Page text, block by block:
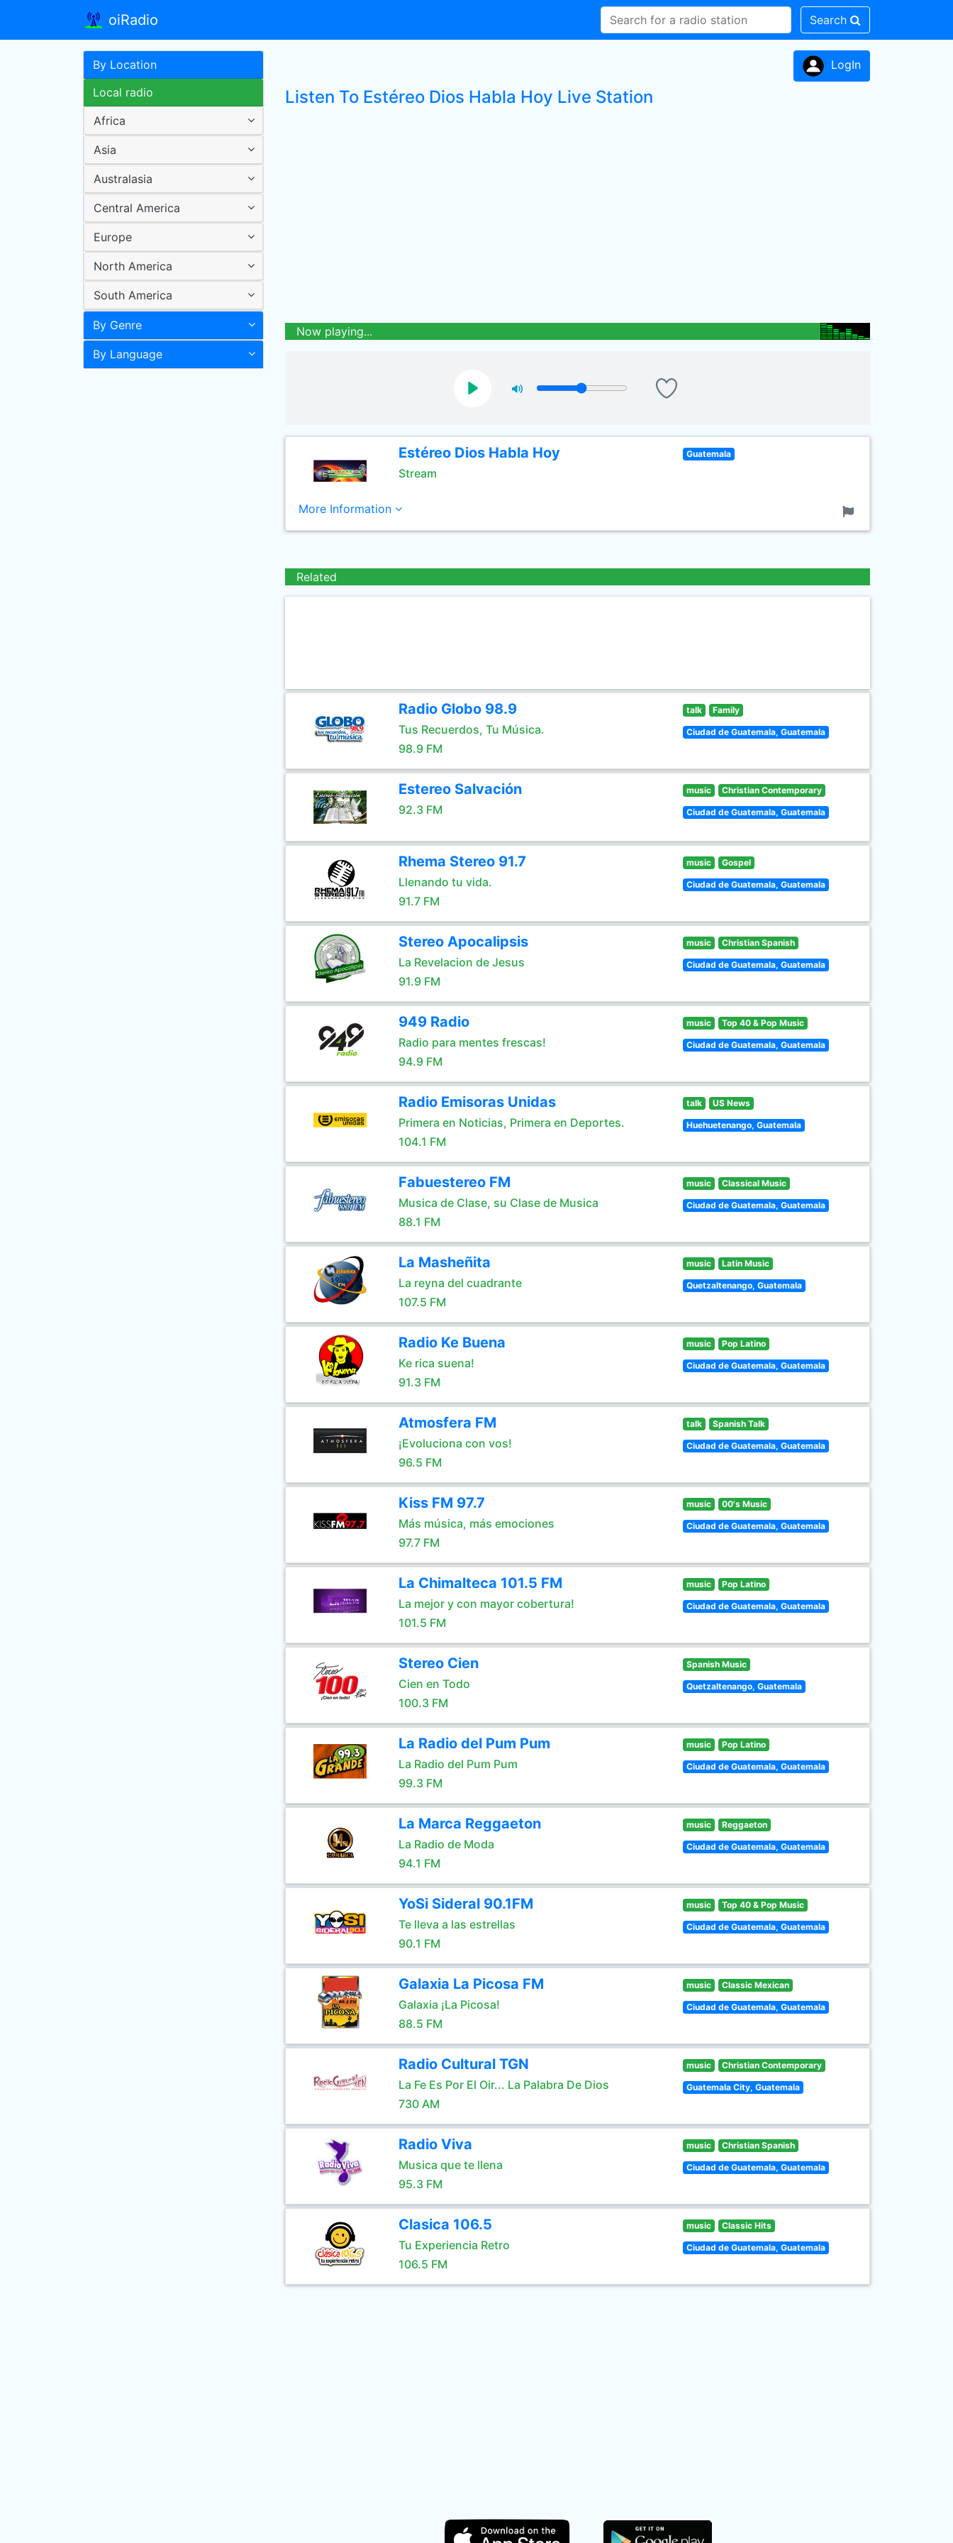
oiRadio Search
By Location
Local radio
Africa
Asia
Australasia
Central America
Europe
North America
South America
By Genre
By Language
LogIn
Listen To Estéreo Dios Habla Hoy Live Station
Now playing...
Estéreo Dios Habla Hoy
Stream
Guatemala
More Information
Related
Radio Globo 98.9
Tus Recuerdos, Tu Música.
98.9 FM
talk Family
Ciudad de Guatemala, Guatemala
Estereo Salvación
92.3 FM
music Christian Contemporary
Ciudad de Guatemala, Guatemala
Rhema Stereo 91.7
Llenando tu vida.
91.7 FM
music Gospel
Ciudad de Guatemala, Guatemala
Stereo Apocalipsis
La Revelacion de Jesus
91.9 FM
music Christian Spanish
Ciudad de Guatemala, Guatemala
949 Radio
Radio para mentes frescas!
94.9 FM
music Top 40 & Pop Music
Ciudad de Guatemala, Guatemala
Radio Emisoras Unidas
Primera en Noticias, Primera en Deportes.
104.1 FM
talk US News
Huehuetenango, Guatemala
Fabuestereo FM
Musica de Clase, su Clase de Musica
88.1 FM
music Classical Music
Ciudad de Guatemala, Guatemala
La Masheñita
La reyna del cuadrante
107.5 FM
music Latin Music
Quetzaltenango, Guatemala
Radio Ke Buena
Ke rica suena!
91.3 FM
music Pop Latino
Ciudad de Guatemala, Guatemala
Atmosfera FM
¡Evoluciona con vos!
96.5 FM
talk Spanish Talk
Ciudad de Guatemala, Guatemala
Kiss FM 97.7
Más música, más emociones
97.7 FM
music 00's Music
Ciudad de Guatemala, Guatemala
La Chimalteca 101.5 FM
La mejor y con mayor cobertura!
101.5 FM
music Pop Latino
Ciudad de Guatemala, Guatemala
Stereo Cien
Cien en Todo
100.3 FM
Spanish Music
Quetzaltenango, Guatemala
La Radio del Pum Pum
La Radio del Pum Pum
99.3 FM
music Pop Latino
Ciudad de Guatemala, Guatemala
La Marca Reggaeton
La Radio de Moda
94.1 FM
music Reggaeton
Ciudad de Guatemala, Guatemala
YoSi Sideral 90.1FM
Te lleva a las estrellas
90.1 FM
music Top 40 & Pop Music
Ciudad de Guatemala, Guatemala
Galaxia La Picosa FM
Galaxia ¡La Picosa!
88.5 FM
music Classic Mexican
Ciudad de Guatemala, Guatemala
Radio Cultural TGN
La Fe Es Por El Oir... La Palabra De Dios
730 AM
music Christian Contemporary
Guatemala City, Guatemala
Radio Viva
Musica que te llena
95.3 FM
music Christian Spanish
Ciudad de Guatemala, Guatemala
Clasica 106.5
Tu Experiencia Retro
106.5 FM
music Classic Hits
Ciudad de Guatemala, Guatemala